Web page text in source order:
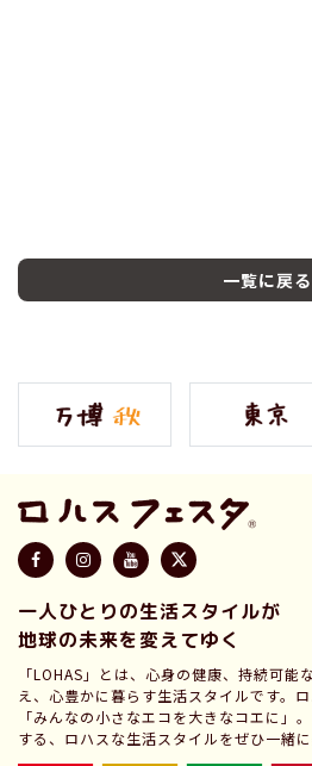
一覧に戻る
一人ひとりの生活スタイルが
地球の未来を変えてゆく
「LOHAS」とは、心身の健康、持続可
え、心豊かに暮らす生活スタイルです。
「みんなの小さなエコを大きなコエに」
する、ロハスな生活スタイルをぜひ一緒